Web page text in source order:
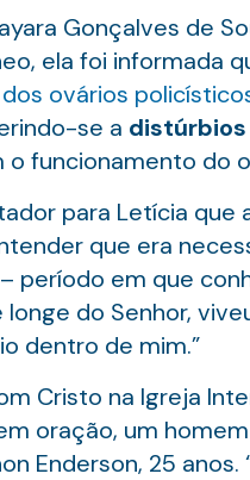
Gonçalves de
ela foi informada
ovários
se a distúrbios
o funcionamento do
para Letícia que
que era
período em que
do Senhor,
dentro de mim.”
Cristo na Igreja
oração, um
Enderson, 25